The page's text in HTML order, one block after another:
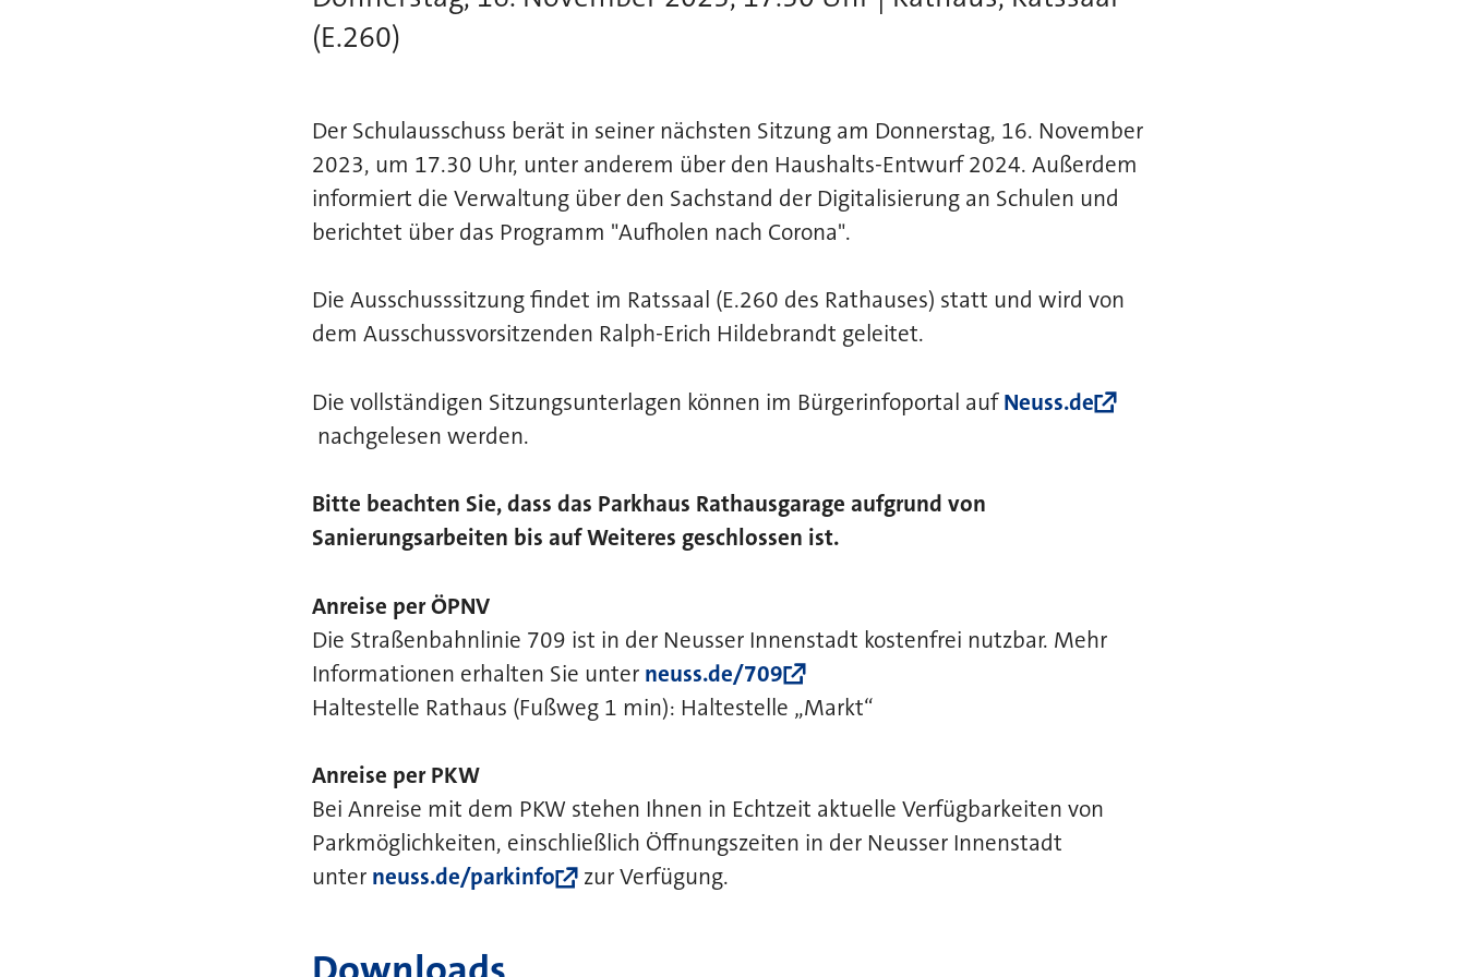
(E.260)
Der Schulausschuss berät in seiner nächsten Sitzung am Donnerstag, 16. November
2023, um 17.30 Uhr, unter anderem über den Haushalts-Entwurf 2024. Außerdem
informiert die Verwaltung über den Sachstand der Digitalisierung an Schulen und
berichtet über das Programm "Aufholen nach Corona".
Die Ausschusssitzung findet im Ratssaal (E.260 des Rathauses) statt und wird von
dem Ausschussvorsitzenden Ralph-Erich Hildebrandt geleitet.
Die vollständigen Sitzungsunterlagen können im Bürgerinfoportal auf Neuss.de
nachgelesen werden.
Bitte beachten Sie, dass das Parkhaus Rathausgarage aufgrund von
Sanierungsarbeiten bis auf Weiteres geschlossen ist.
Anreise per ÖPNV
Die Straßenbahnlinie 709 ist in der Neusser Innenstadt kostenfrei nutzbar. Mehr
Informationen erhalten Sie unter neuss.de/709
Haltestelle Rathaus (Fußweg 1 min): Haltestelle „Markt“
Anreise per PKW
Bei Anreise mit dem PKW stehen Ihnen in Echtzeit aktuelle Verfügbarkeiten von
Parkmöglichkeiten, einschließlich Öffnungszeiten in der Neusser Innenstadt
unter neuss.de/parkinfo zur Verfügung.